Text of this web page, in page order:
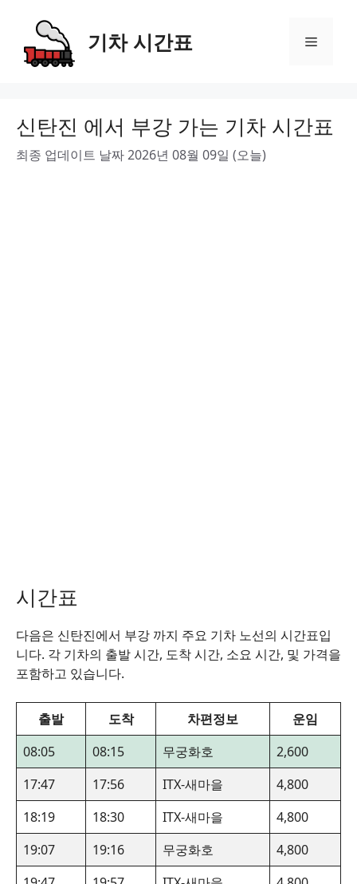
content
기차 시간표 Menu
신탄진 에서 부강 가는 기차 시간표
최종 업데이트 날짜 2026년 08월 09일 (오늘)
시간표
다음은 신탄진에서 부강 까지 주요 기차 노선의 시간표입
니다. 각 기차의 출발 시간, 도착 시간, 소요 시간, 및 가격을
포함하고 있습니다.
출발 도착 차편정보
운임
08:05
08:15 무궁화호
2,600
17:47
17:56 ITX-새마을
4,800
18:19
18:30 ITX-새마을
4,800
19:07
19:16 무궁화호
4,800